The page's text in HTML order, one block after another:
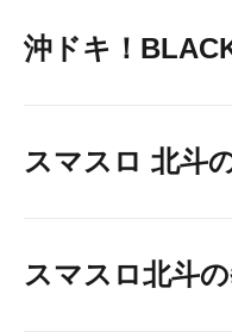
沖ドキ！
スマスロ 北斗
スマスロ北斗